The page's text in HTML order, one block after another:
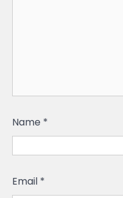
Name *
Email *